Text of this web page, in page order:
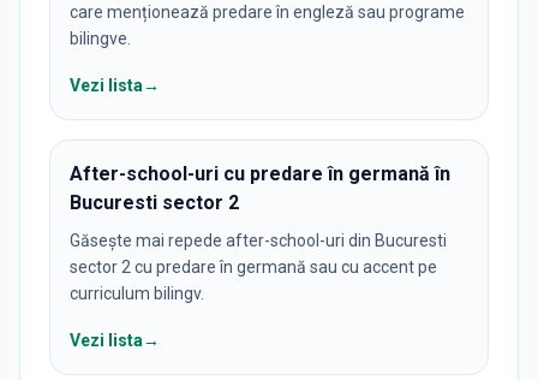
care menționează predare în engleză sau programe
bilingve.
Vezi lista→
After-school-uri cu predare în germană în
Bucuresti sector 2
Găsește mai repede after-school-uri din Bucuresti
sector 2 cu predare în germană sau cu accent pe
curriculum bilingv.
Vezi lista→